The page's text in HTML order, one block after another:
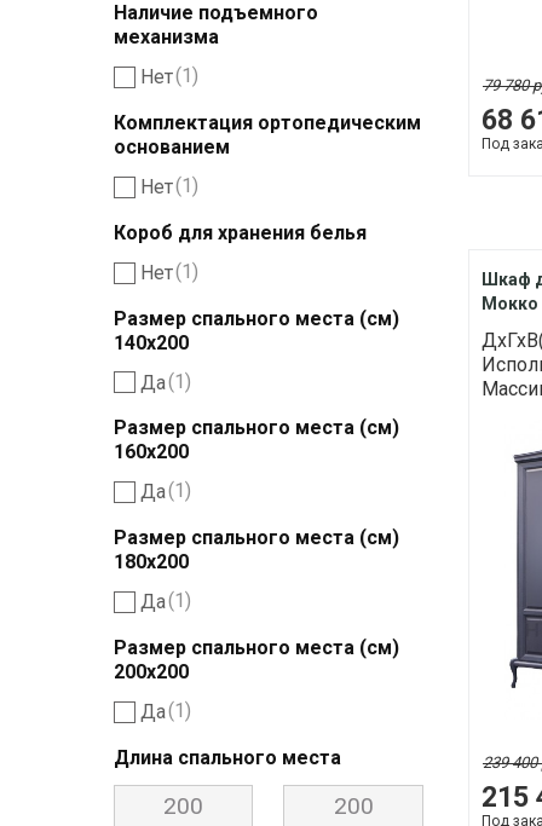
Наличие подъемного
механизма
Нет(1)
Комплектация ортопедическим
основанием
Нет(1)
Короб для хранения белья
Нет(1)
Размер спального места (см)
140х200
Да(1)
Размер спального места (см)
160х200
Да(1)
Размер спального места (см)
180х200
Да(1)
Размер спального места (см)
200х200
Да(1)
Длина спального места
68
79 780
Под
Шкаф
215
239 400
Под